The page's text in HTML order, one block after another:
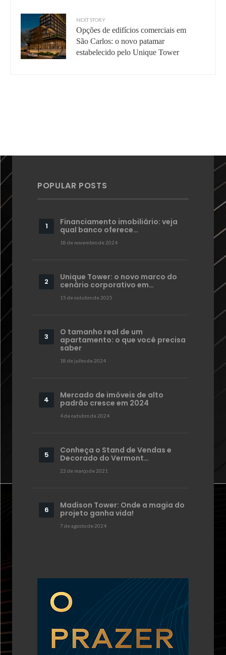
NEXT STORY
Opções de edifícios comerciais em
São Carlos: o novo patamar
estabelecido pelo Unique Tower
POPULAR POSTS
Financiamento imobiliário: veja
qual banco oferece…
18 de novembro de 2024
Unique Tower: o novo marco do
cenário corporativo em…
15 de outubro de 2025
O tamanho real de um
apartamento: o que você precisa
saber
18 de julho de 2024
Mercado de imóveis de alto
padrão cresce em 2024
4 de outubro de 2024
Conheça o Stand de Vendas e
Decorado do Vermont…
22 de março de 2021
Madison Tower: Onde a magia do
projeto ganha vida!
7 de agosto de 2024